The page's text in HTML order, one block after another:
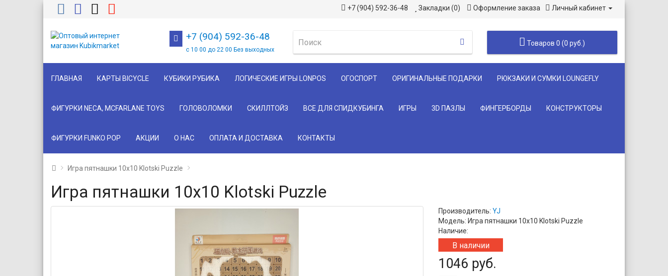
+7 (904) 592-36-48 Закладки (0) Оформление заказа Личный кабинет
+7 (904) 592-36-48
с 10 00 до 22 00 Без выходных
Товаров 0 (0 руб.)
ГЛАВНАЯ КАРТЫ BICYCLE КУБИКИ РУБИКА ЛОГИЧЕСКИЕ ИГРЫ LONPOS ОГОСПОРТ ОРИГИНАЛЬНЫЕ ПОДАРКИ РЮКЗАКИ И СУМКИ LOUNGEFLY
ФИГУРКИ NECA, MCFARLANE TOYS ГОЛОВОЛОМКИ СКИЛЛТОЙЗ ВСЕ ДЛЯ СПИДКУБИНГА ИГРЫ 3D ПАЗЛЫ ФИНГЕРБОРДЫ КОНСТРУКТОРЫ
ФИГУРКИ FUNKO POP АКЦИИ О НАС ОПЛАТА И ДОСТАВКА КОНТАКТЫ
Игра пятнашки 10х10 Klotski Puzzle
Игра пятнашки 10х10 Klotski Puzzle
Производитель: YJ
Модель: Игра пятнашки 10х10 Klotski Puzzle
Наличие:
В наличии
1046 руб.